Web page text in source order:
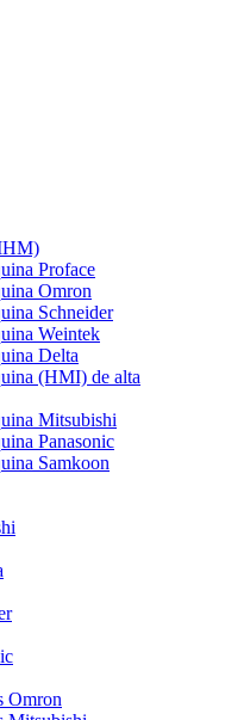
Proface
Omron
Schneider
Weintek
Delta
(HMI) de alta
Mitsubishi
Panasonic
Samkoon
Omron